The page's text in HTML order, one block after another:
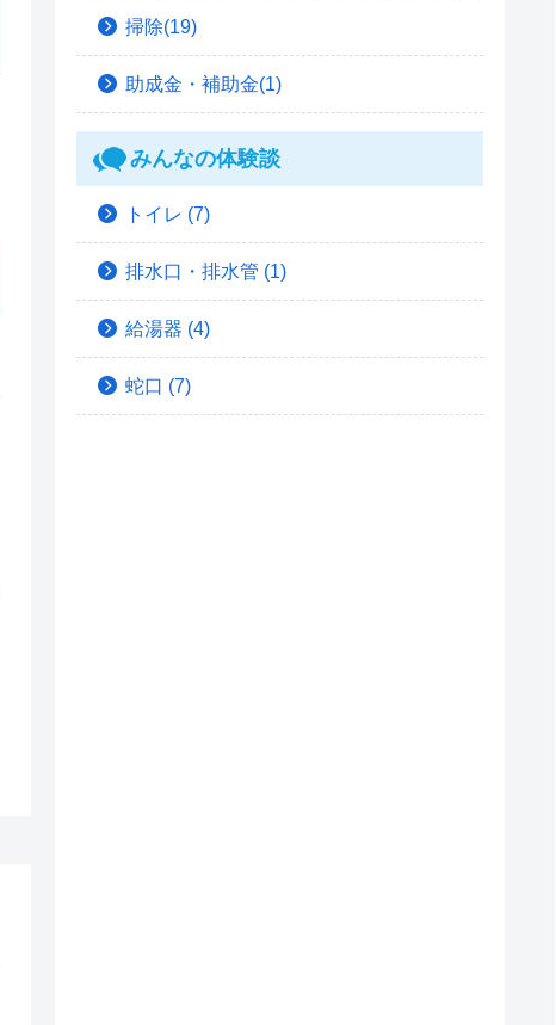
掃除(19)
助成金・補助金(1)
みんなの体験談
トイレ (7)
排水口・排水管 (1)
給湯器 (4)
蛇口 (7)